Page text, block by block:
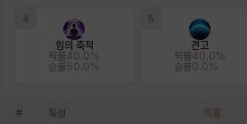
4
힘의 축적
픽률
승률
40.0%
50.0%
5
견고
픽률
승률
40.0%
0.0%
# 특성 픽률